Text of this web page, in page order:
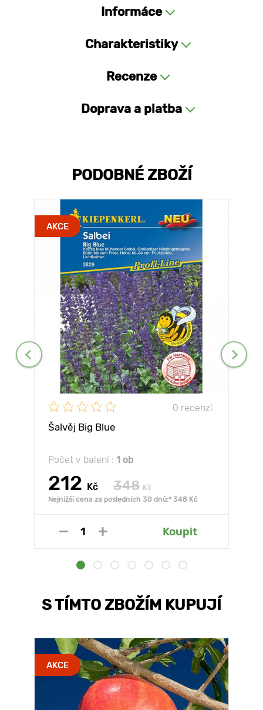
Informáce
Charakteristiky
Recenze
Doprava a platba
PODOBNÉ ZBOŽÍ
AKCE
0 recenzí
Šalvěj Big Blue
Počet v balení : 1 ob
212 Kč 348 Kč
Nejnižší cena za posledních 30 dnů:* 348 Kč
Koupit
S TÍMTO ZBOŽÍM KUPUJÍ
AKCE